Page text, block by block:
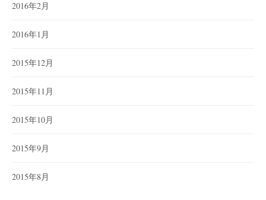
2016年2月
2016年1月
2015年12月
2015年11月
2015年10月
2015年9月
2015年8月